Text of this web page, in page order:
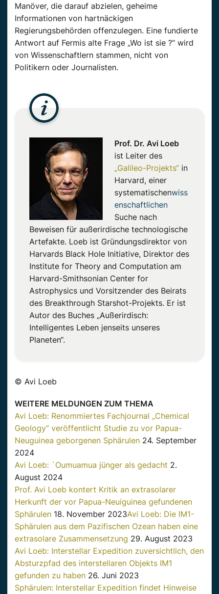
Manöver, die darauf abzielen, geheime
Informationen von hartnäckigen
Regierungsbehörden offenzulegen. Eine fundierte
Antwort auf Fermis alte Frage „Wo ist sie ?“ wird
von Wissenschaftlern stammen, nicht von
Politikern oder Journalisten.
Prof. Dr. Avi Loeb
ist Leiter des
„Galileo-Projekts“ in
Harvard, einer
systematischenwiss
enschaftlichen
Suche nach
Beweisen für außerirdische technologische
Artefakte. Loeb ist Gründungsdirektor von
Harvards Black Hole Initiative, Direktor des
Institute for Theory and Computation am
Harvard-Smithsonian Center for
Astrophysics und Vorsitzender des Beirats
des Breakthrough Starshot-Projekts. Er ist
Autor des Buches „Außerirdisch:
Intelligentes Leben jenseits unseres
Planeten“.
© Avi Loeb
WEITERE MELDUNGEN ZUM THEMA
Avi Loeb: Renommiertes Fachjournal „Chemical
Geology“ veröffentlicht Studie zu vor Papua-
Neuguinea geborgenen Sphärulen 24. September
2024
Avi Loeb: `Oumuamua jünger als gedacht 2.
August 2024
Prof. Avi Loeb kontert Kritik an extrasolarer
Herkunft der vor Papua-Neuiguinea gefundenen
Sphärulen 18. November 2023Avi Loeb: Die IM1-
Sphärulen aus dem Pazifischen Ozean haben eine
extrasolare Zusammensetzung 29. August 2023
Avi Loeb: Interstellar Expedition zuversichtlich, den
Absturzpfad des interstellaren Objekts IM1
gefunden zu haben 26. Juni 2023
Sphärulen: Interstellar Expedition findet Hinweise